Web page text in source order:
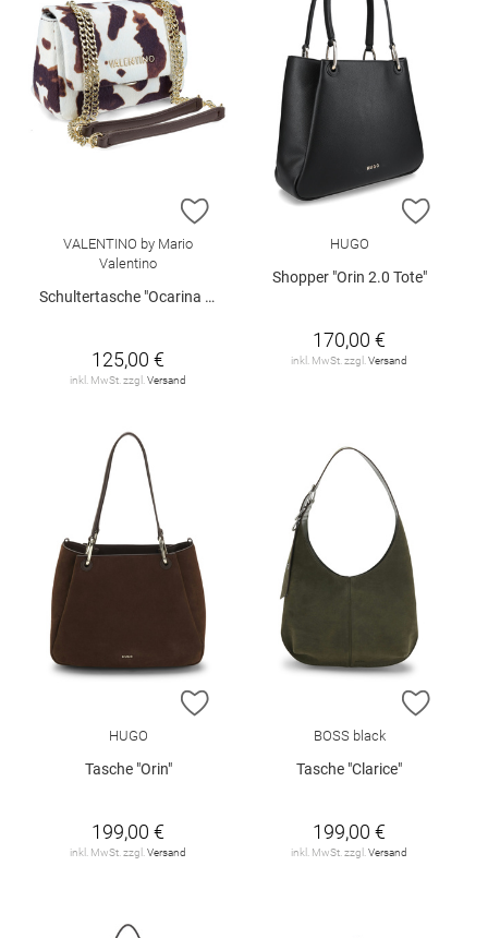
ZUR WUNSCHLISTE HINZUFÜGEN
VALENTINO by Mario
Valentino
Schultertasche "Ocarina Winter"
125,00 €
inkl. MwSt. zzgl. Versand
ZUR
HUGO
Shopper "Orin 2.0 Tote"
170,00 €
inkl. MwSt. zzgl. Versand
ZUR WUNSCHLISTE HINZUFÜGEN
HUGO
Tasche "Orin"
199,00 €
inkl. MwSt. zzgl. Versand
ZUR
BOSS black
Tasche "Clarice"
199,00 €
inkl. MwSt. zzgl. Versand